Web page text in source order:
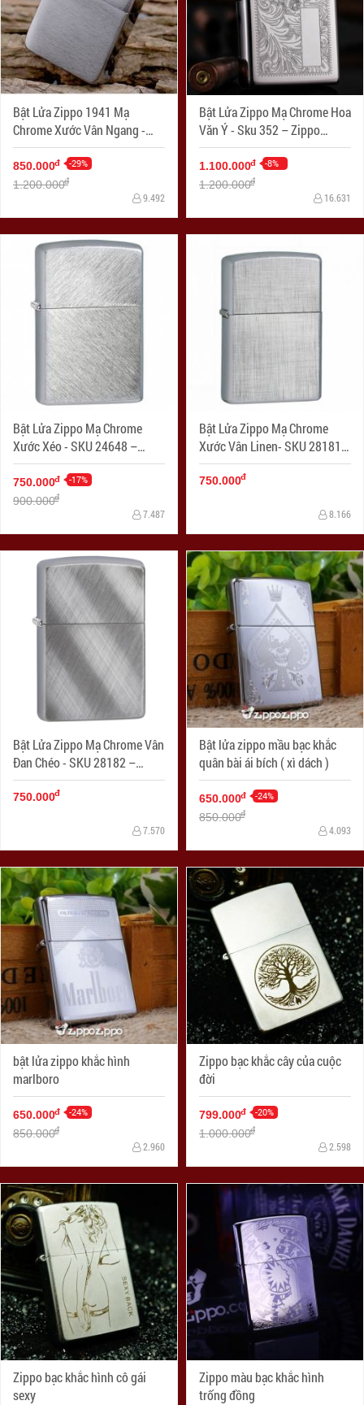
Bật Lửa Zippo 1941 Mạ
Chrome Xước Vân Ngang -
SKU 1941 – Zippo Replica
1941 Brushed Chrome
850.000đ -29%
1.200.000đ
9.492
Bật Lửa Zippo Mạ Chrome Hoa
Văn Ý - Sku 352 – Zippo
Venetian Chrome
1.100.000đ -8%
1.200.000đ
16.631
Bật Lửa Zippo Mạ Chrome
Xước Xéo - SKU 24648 –
Zippo Herringbone Sweep
Brushed Chrome
750.000đ -17%
900.000đ
7.487
Bật Lửa Zippo Mạ Chrome
Xước Vân Linen- SKU 28181 –
Zippo Linen Weave
750.000đ
8.166
Bật Lửa Zippo Mạ Chrome Vân
Đan Chéo - SKU 28182 –
Zippo Diagonal Weave
750.000đ
7.570
Bật lửa zippo mầu bạc khắc
quân bài ái bích ( xì dách )
650.000đ -24%
850.000đ
4.093
bật lửa zippo khắc hình
marlboro
650.000đ -24%
850.000đ
2.960
Zippo bạc khắc cây của cuộc
đời
799.000đ -20%
1.000.000đ
2.598
Zippo bạc khắc hình cô gái
sexy
Zippo màu bạc khắc hình
trống đồng